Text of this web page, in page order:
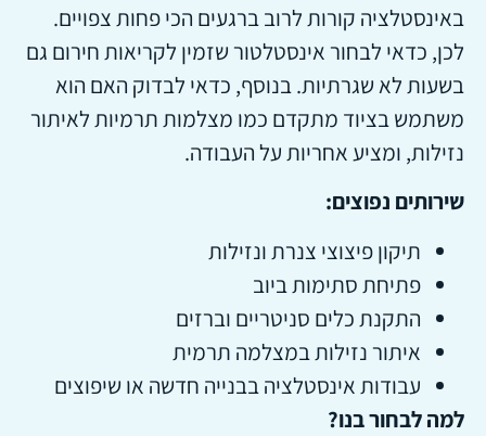
באינסטלציה קורות לרוב ברגעים הכי פחות צפויים.
לכן, כדאי לבחור אינסטלטור שזמין לקריאות חירום גם
בשעות לא שגרתיות. בנוסף, כדאי לבדוק האם הוא
משתמש בציוד מתקדם כמו מצלמות תרמיות לאיתור
נזילות, ומציע אחריות על העבודה.
שירותים נפוצים:
תיקון פיצוצי צנרת ונזילות
פתיחת סתימות ביוב
התקנת כלים סניטריים וברזים
איתור נזילות במצלמה תרמית
עבודות אינסטלציה בבנייה חדשה או שיפוצים
למה לבחור בנו?